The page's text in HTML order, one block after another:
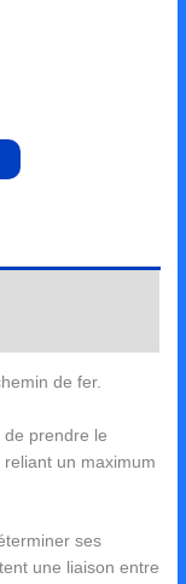
de fer.
prendre le
un maximum
ses
une liaison entre